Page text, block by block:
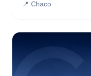
📍 Chaco